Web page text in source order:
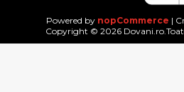
Powered by nopCommerce |
Copyright © 2026